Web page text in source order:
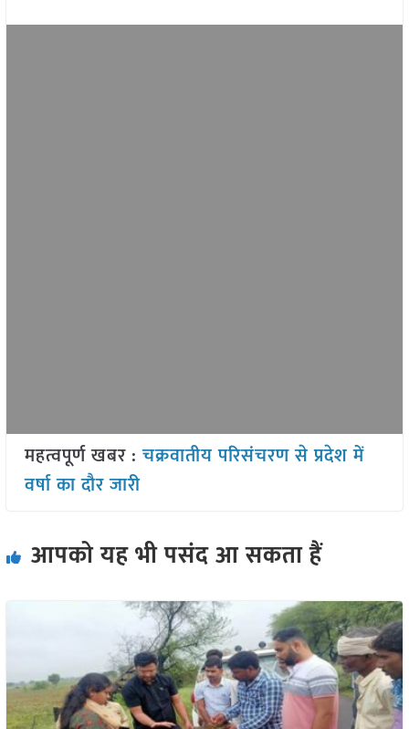
महत्वपूर्ण खबर : चक्रवातीय परिसंचरण से प्रदेश में
वर्षा का दौर जारी
आपको यह भी पसंद आ सकता हैं